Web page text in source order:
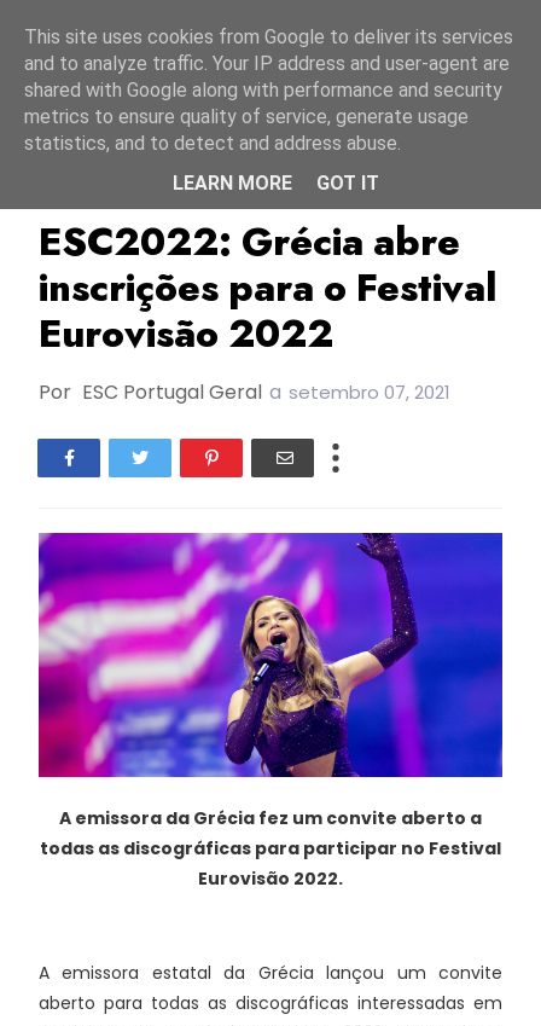
ESC2022 Grécia
ESC2022: Grécia abre
inscrições para o Festival
Eurovisão 2022
Por ESC Portugal Geral a setembro 07, 2021
A emissora da Grécia fez um convite aberto a
todas as discográficas para participar no Festival
Eurovisão 2022.
A emissora estatal da Grécia lançou um convite
aberto para todas as discográficas interessadas em
This site uses cookies from Google to deliver its services
and to analyze traffic. Your IP address and user-agent are
shared with Google along with performance and security
metrics to ensure quality of service, generate usage
statistics, and to detect and address abuse.
LEARN MORE
GOT IT